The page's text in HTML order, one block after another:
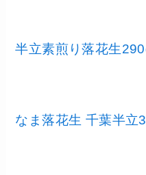
半立素煎り落花生
なま落花生 千葉半立